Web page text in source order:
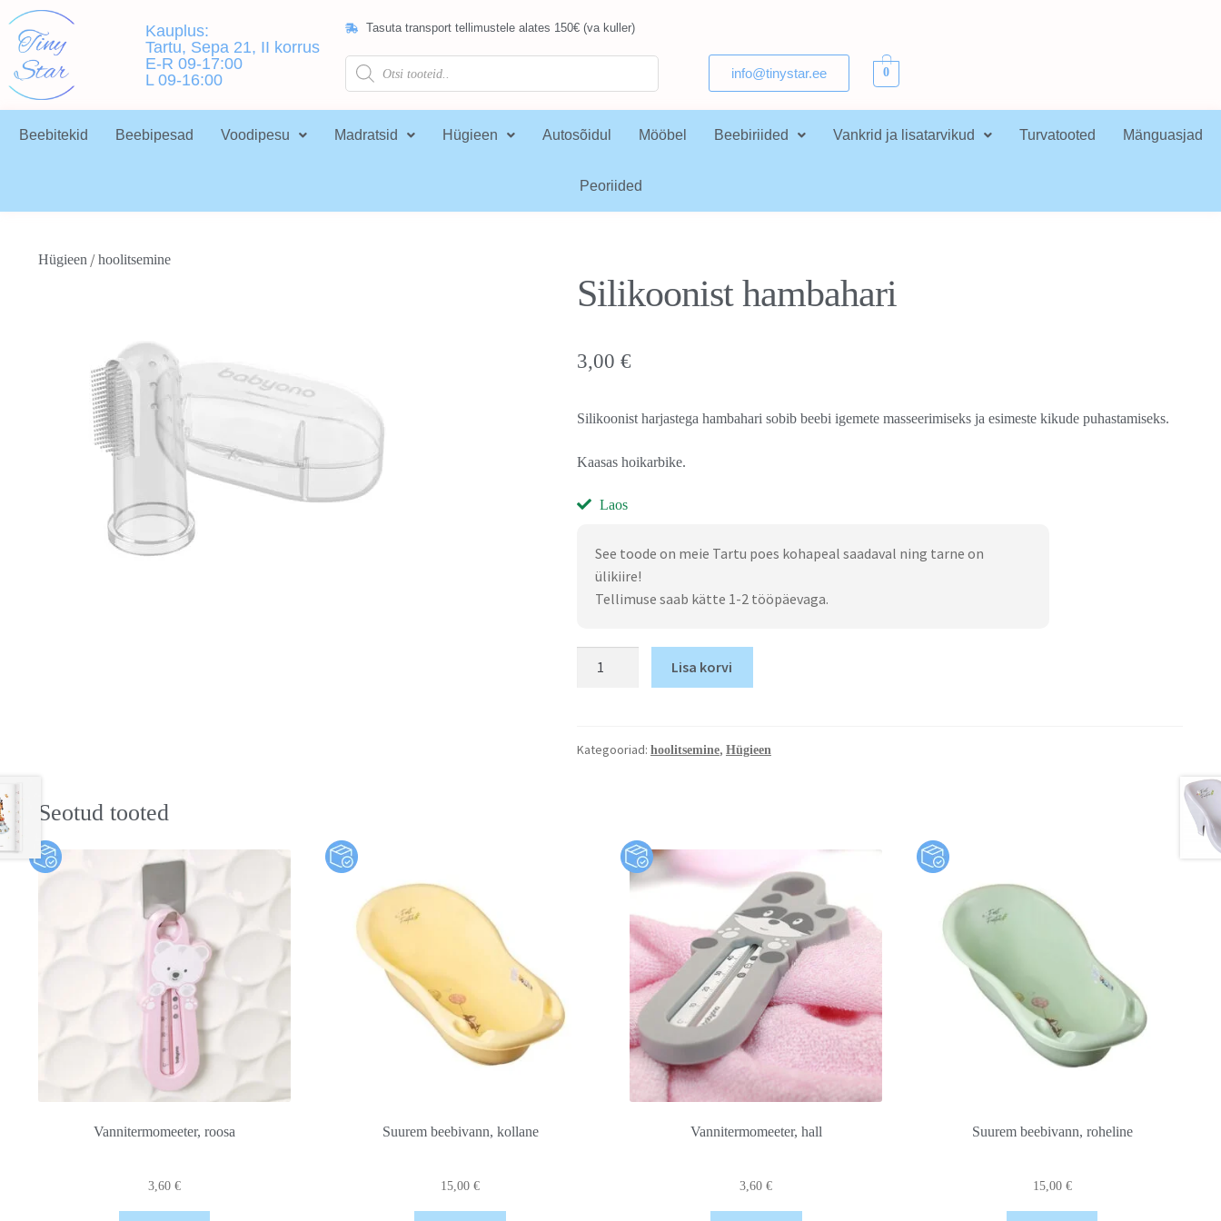
Kauplus:
Tartu, Sepa 21, II korrus
E-R 09-17:00
L 09-16:00
Tasuta transport tellimustele alates 150€ (va kuller)
info@tinystar.ee 0
Beebitekid Beebipesad Voodipesu Madratsid Hügieen Autosõidul Mööbel Beebiriided Vankrid ja lisatarvikud Turvatooted Mänguasjad
Peoriided
Hügieen/hoolitsemine
Silikoonist hambahari
3,00 €
Silikoonist harjastega hambahari sobib beebi igemete masseerimiseks ja esimeste kikude puhastamiseks.
Kaasas hoikarbike.
Laos
See toode on meie Tartu poes kohapeal saadaval ning tarne on
ülikiire!
Tellimuse saab kätte 1-2 tööpäevaga.
Lisa korvi
Kategooriad: hoolitsemine, Hügieen
Seotud tooted
Vannitermomeeter, roosa
3,60 €
Suurem beebivann, kollane
15,00€
Vannitermomeeter, hall
3,60€
Suurem beebivann, roheline
15,00 €